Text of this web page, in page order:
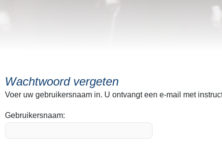
Wachtwoord vergeten
Voer uw gebruikersnaam in. U ontvangt een e-mail met
Gebruikersnaam: